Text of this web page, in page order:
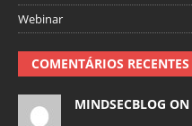
Webinar
COMENTÁRIOS RECENTES
MINDSECBLOG ON